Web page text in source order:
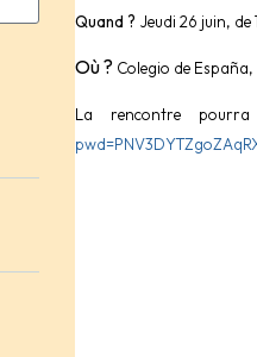
Quand ? Jeudi 26 juin, de
Où ? Colegio de
La rencontre